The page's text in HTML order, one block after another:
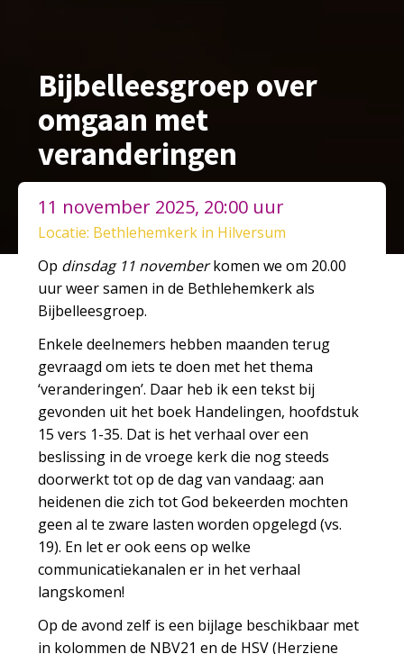
Bijbelleesgroep over
omgaan met
veranderingen
11 november 2025, 20:00 uur
Locatie: Bethlehemkerk in Hilversum
Op dinsdag 11 novemberkomen we om 20.00
uur weer samen in de Bethlehemkerk als
Bijbelleesgroep.
Enkele deelnemers hebben maanden terug
gevraagd om iets te doen met het thema
‘veranderingen’. Daar heb ik een tekst bij
gevonden uit het boek Handelingen, hoofdstuk
15 vers 1-35. Dat is het verhaal over een
beslissing in de vroege kerk die nog steeds
doorwerkt tot op de dag van vandaag: aan
heidenen die zich tot God bekeerden mochten
geen al te zware lasten worden opgelegd (vs.
19). En let er ook eens op welke
communicatiekanalen er in het verhaal
langskomen!
Op de avond zelf is een bijlage beschikbaar met
in kolommen de NBV21 en de HSV (Herziene